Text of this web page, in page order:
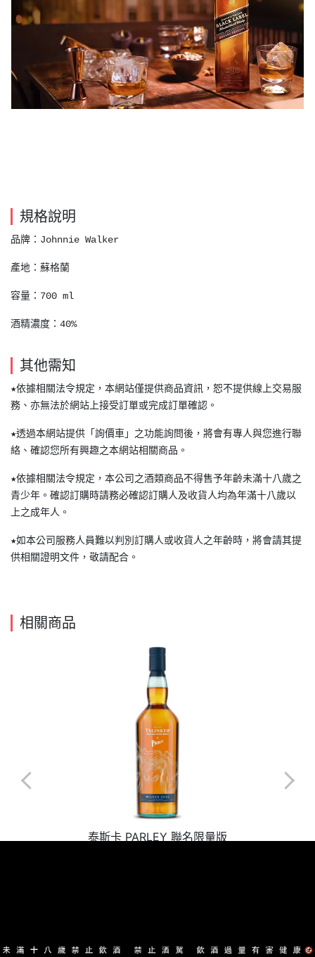
規格說明
品牌：Johnnie Walker
產地：蘇格蘭
容量：700 ml
酒精濃度：40%
其他需知
★依據相關法令規定，本網站僅提供商品資訊，恕不提供線上交易服
務、亦無法於網站上接受訂單或完成訂單確認。
★透過本網站提供「詢價車」之功能詢問後，將會有專人與您進行聯
絡、確認您所有興趣之本網站相關商品。
★依據相關法令規定，本公司之酒類商品不得售予年齡未滿十八歲之
青少年。確認訂購時請務必確認訂購人及收貨人均為年滿十八歲以
上之成年人。
★如本公司服務人員難以判別訂購人或收貨人之年齡時，將會請其提
供相關證明文件，敬請配合。
相關商品
泰斯卡 PARLEY 聯名限量版